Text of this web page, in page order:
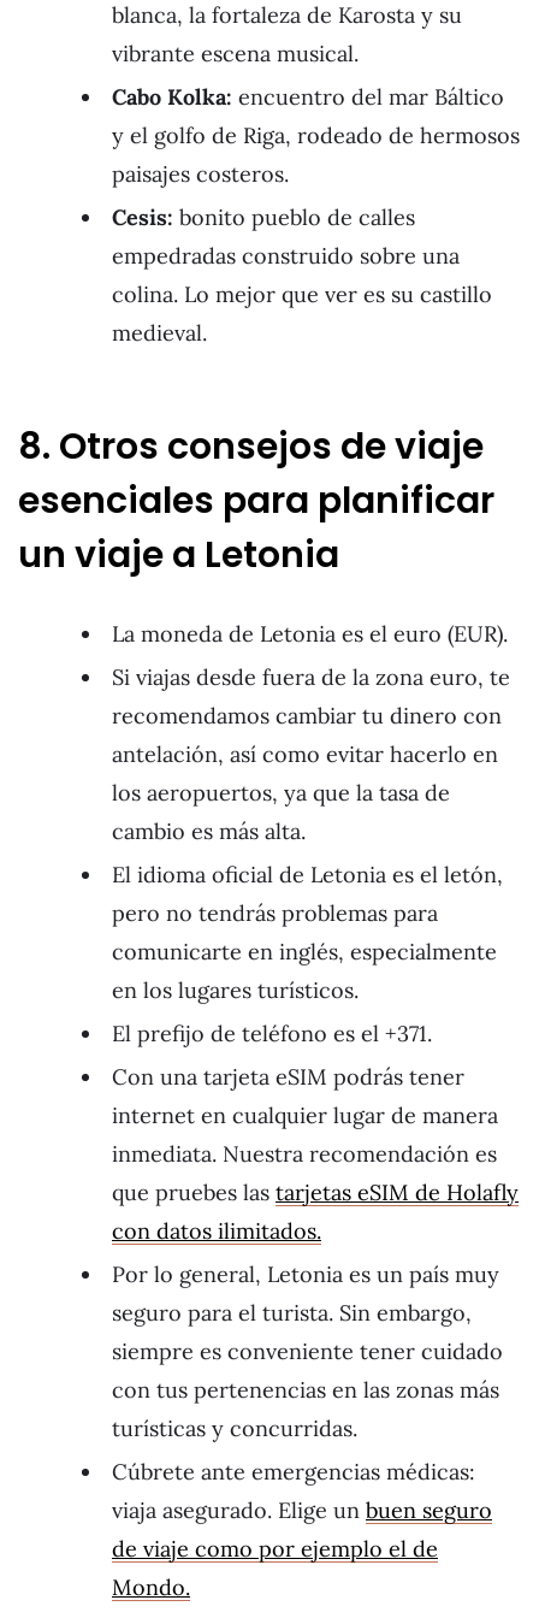
blanca, la fortaleza de Karosta y su
vibrante escena musical.
Cabo Kolka: encuentro del mar Báltico
y el golfo de Riga, rodeado de hermosos
paisajes costeros.
Cesis: bonito pueblo de calles
empedradas construido sobre una
colina. Lo mejor que ver es su castillo
medieval.
8. Otros consejos de viaje
esenciales para planificar
un viaje a Letonia
La moneda de Letonia es el euro (EUR).
Si viajas desde fuera de la zona euro, te
recomendamos cambiar tu dinero con
antelación, así como evitar hacerlo en
los aeropuertos, ya que la tasa de
cambio es más alta.
El idioma oficial de Letonia es el letón,
pero no tendrás problemas para
comunicarte en inglés, especialmente
en los lugares turísticos.
El prefijo de teléfono es el +371.
Con una tarjeta eSIM podrás tener
internet en cualquier lugar de manera
inmediata. Nuestra recomendación es
que pruebes las tarjetas eSIM de Holafly
con datos ilimitados.
Por lo general, Letonia es un país muy
seguro para el turista. Sin embargo,
siempre es conveniente tener cuidado
con tus pertenencias en las zonas más
turísticas y concurridas.
Cúbrete ante emergencias médicas:
viaja asegurado. Elige un buen seguro
de viaje como por ejemplo el de
Mondo.